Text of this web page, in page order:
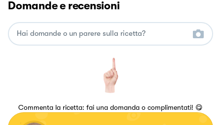
Domande e recensioni
Commenta la ricetta: fai una domanda o complimentati! 😋